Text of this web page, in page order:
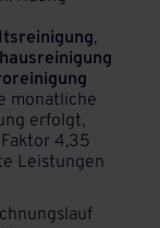
,
monatliche
erfolgt,
4,35
Leistungen